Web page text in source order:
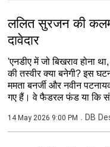
ललित सुरजन की
दावेदार
'एनडीए में जो बिखराव होना
की तस्वीर क्या बनेगी? इस
ममता बनर्जी और नवीन
गए हैं। वे फैडरल फंड या कि
14 May 2026 9:00 PM DB